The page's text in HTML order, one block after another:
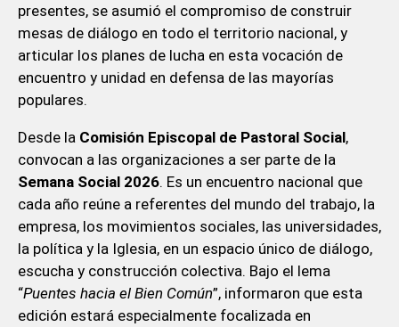
presentes, se asumió el compromiso de construir
mesas de diálogo en todo el territorio nacional, y
articular los planes de lucha en esta vocación de
encuentro y unidad en defensa de las mayorías
populares.
Desde la Comisión Episcopal de Pastoral Social,
convocan a las organizaciones a ser parte de la
Semana Social 2026. Es un encuentro nacional que
cada año reúne a referentes del mundo del trabajo, la
empresa, los movimientos sociales, las universidades,
la política y la Iglesia, en un espacio único de diálogo,
escucha y construcción colectiva. Bajo el lema
“Puentes hacia el Bien Común”, informaron que esta
edición estará especialmente focalizada en